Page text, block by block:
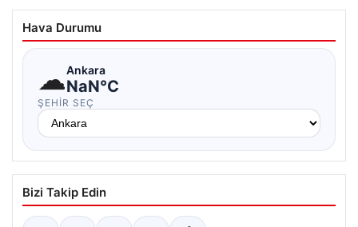
Hava Durumu
☁Ankara
NaN°C
ŞEHIR SEÇ
Bizi Takip Edin